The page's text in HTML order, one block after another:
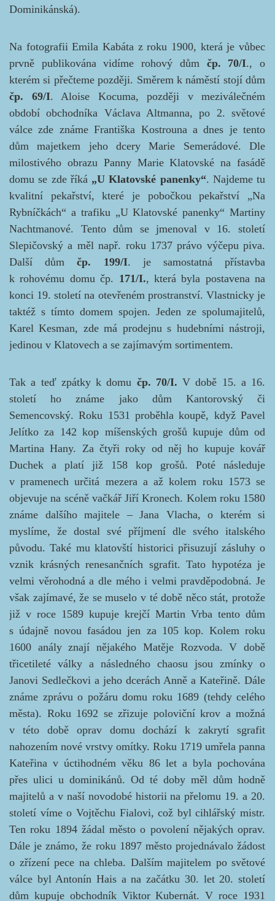
Dominikánská).
Na fotografii Emila Kabáta z roku 1900, která je vůbec
prvně publikována vidíme rohový dům čp. 70/I., o
kterém si přečteme později. Směrem k náměstí stojí dům
čp. 69/I. Aloise Kocuma, později v meziválečném
období obchodníka Václava Altmanna, po 2. světové
válce zde známe Františka Kostrouna a dnes je tento
dům majetkem jeho dcery Marie Semerádové. Dle
milostivého obrazu Panny Marie Klatovské na fasádě
domu se zde říká „U Klatovské panenky“. Najdeme tu
kvalitní pekařství, které je pobočkou pekařství „Na
Rybníčkách“ a trafiku „U Klatovské panenky“ Martiny
Nachtmanové. Tento dům se jmenoval v 16. století
Slepičovský a měl např. roku 1737 právo výčepu piva.
Další důmčp. 199/I. je samostatná přístavba
k rohovému domu čp. 171/I., která byla postavena na
konci 19. století na otevřeném prostranství. Vlastnicky je
taktéž s tímto domem spojen. Jeden ze spolumajitelů,
Karel Kesman, zde má prodejnu s hudebními nástroji,
jedinou v Klatovech a se zajímavým sortimentem.
Tak a teď zpátky k domu čp. 70/I. V době 15. a 16.
století ho známe jako dům Kantorovský či
Semencovský. Roku 1531 proběhla koupě, když Pavel
Jelítko za 142 kop míšenských grošů kupuje dům od
Martina Hany. Za čtyři roky od něj ho kupuje kovář
Duchek a platí již 158 kop grošů. Poté následuje
v pramenech určitá mezera a až kolem roku 1573 se
objevuje na scéně vačkář Jiří Kronech. Kolem roku 1580
známe dalšího majitele – Jana Vlacha, o kterém si
myslíme, že dostal své příjmení dle svého italského
původu. Také mu klatovští historici přisuzují zásluhy o
vznik krásných renesančních sgrafit. Tato hypotéza je
velmi věrohodná a dle mého i velmi pravděpodobná. Je
však zajímavé, že se muselo v té době něco stát, protože
již v roce 1589 kupuje krejčí Martin Vrba tento dům
s údajně novou fasádou jen za 105 kop. Kolem roku
1600 anály znají nějakého Matěje Rozvoda. V době
třicetileté války a následného chaosu jsou zmínky o
Janovi Sedlečkovi a jeho dcerách Anně a Kateřině. Dále
známe zprávu o požáru domu roku 1689 (tehdy celého
města). Roku 1692 se zřizuje poloviční krov a možná
v této době oprav domu dochází k zakrytí sgrafit
nahozením nové vrstvy omítky. Roku 1719 umřela panna
Kateřina v úctihodném věku 86 let a byla pochována
přes ulici u dominikánů. Od té doby měl dům hodně
majitelů a v naší novodobé historii na přelomu 19. a 20.
století víme o Vojtěchu Fialovi, což byl cihlářský mistr.
Ten roku 1894 žádal město o povolení nějakých oprav.
Dále je známo, že roku 1897 město projednávalo žádost
o zřízení pece na chleba. Dalším majitelem po světové
válce byl Antonín Hais a na začátku 30. let 20. století
dům kupuje obchodník Viktor Kubernát. V roce 1931